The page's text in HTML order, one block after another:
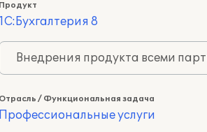
Продукт
1С:Бухгалтерия 8
Внедрения продукта всеми
Отрасль / Функциональная задача
Профессиональные услуги